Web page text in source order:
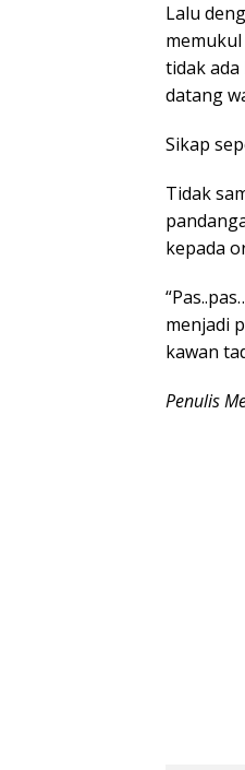
Lalu
tidak
datang
Sikap
Tidak
kepada
menjadi
kawan
Penulis